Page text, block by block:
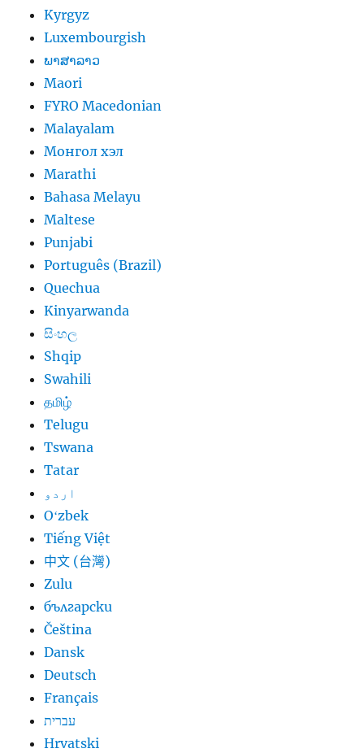
Kyrgyz
Luxembourgish
ພາສາລາວ
Maori
FYRO Macedonian
Malayalam
Монгол хэл
Marathi
Bahasa Melayu
Maltese
Punjabi
Português (Brazil)
Quechua
Kinyarwanda
සිංහල
Shqip
Swahili
தமிழ்
Telugu
Tswana
Tatar
اردو
Oʻzbek
Tiếng Việt
中文 (台灣)
Zulu
български
Čeština
Dansk
Deutsch
Français
עברית
Hrvatski